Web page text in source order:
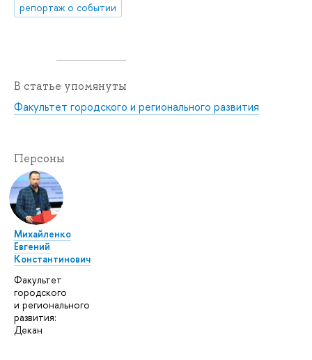
репортаж о событии
В статье упомянуты
Факультет городского и регионального развития
Персоны
Михайленко
Евгений
Константинович
Факультет
городского
и регионального
развития:
Декан